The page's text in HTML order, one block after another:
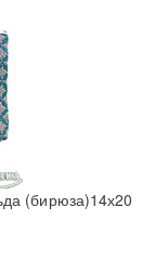
(бирюза)14х20